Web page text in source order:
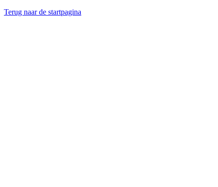
Terug naar de startpagina